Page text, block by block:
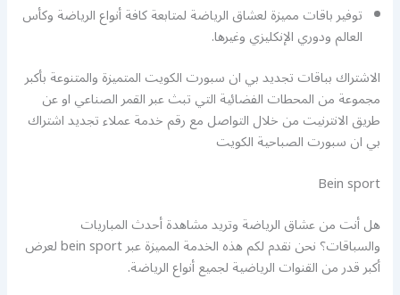
توفير باقات مميزة لعشاق الرياضة لمتابعة كافة أنواع الرياضة وكأس
العالم ودوري الإنكليزي وغيرها.
الاشتراك بباقات تجديد بي ان سبورت الكويت المتميزة والمتنوعة بأكبر
مجموعة من المحطات الفضائية التي تبث عبر القمر الصناعي او عن
طريق الانترنيت من خلال التواصل مع رقم خدمة عملاء تجديد اشتراك
بي ان سبورت الصباحية الكويت
Bein sport
هل أنت من عشاق الرياضة وتريد مشاهدة أحدث المباريات
والسباقات؟ نحن نقدم لكم هذه الخدمة المميزة عبر bein sport لعرض
أكبر قدر من القنوات الرياضية لجميع أنواع الرياضة.